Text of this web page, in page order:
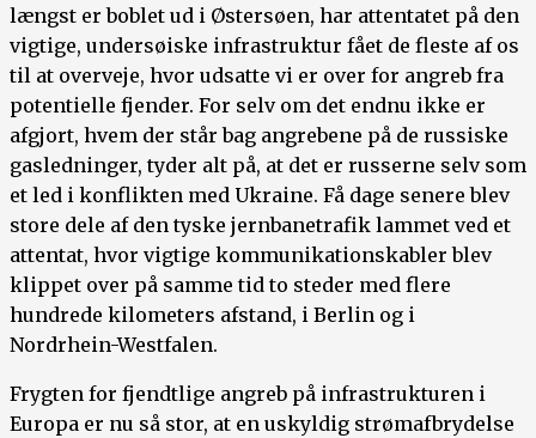
længst er boblet ud i Østersøen, har attentatet på den
vigtige, undersøiske infrastruktur fået de fleste af os
til at overveje, hvor udsatte vi er over for angreb fra
potentielle fjender. For selv om det endnu ikke er
afgjort, hvem der står bag angrebene på de russiske
gasledninger, tyder alt på, at det er russerne selv som
et led i konflikten med Ukraine. Få dage senere blev
store dele af den tyske jernbanetrafik lammet ved et
attentat, hvor vigtige kommunikationskabler blev
klippet over på samme tid to steder med flere
hundrede kilometers afstand, i Berlin og i
Nordrhein-Westfalen.
Frygten for fjendtlige angreb på infrastrukturen i
Europa er nu så stor, at en uskyldig strømafbrydelse